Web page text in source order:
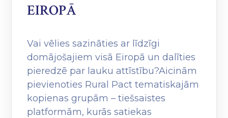
EIROPĀ
Vai vēlies sazināties ar līdzīgi
domājošajiem visā Eiropā un dalīties
pieredzē par lauku attīstību?Aicinām
pievienoties Rural Pact tematiskajām
kopienas grupām – tiešsaistes
platformām, kurās satiekas